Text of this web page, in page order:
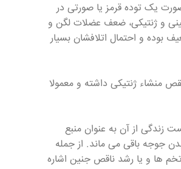
یک توده قرمز یا صورتی در
و ژنتیکی، ضعف عضلات لگن و
بوده و احتمال اتلافشان بسیار
منشاء ژنتیکی داشته و معمولا
زندگی از آن به عنوان منبع
جوجه باقی می ماند. از جمله
ها و یا رشد ناقص جنین اشاره